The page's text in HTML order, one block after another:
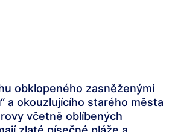
obklopeného zasněženými
a okouzlujícího starého města
včetně oblíbených